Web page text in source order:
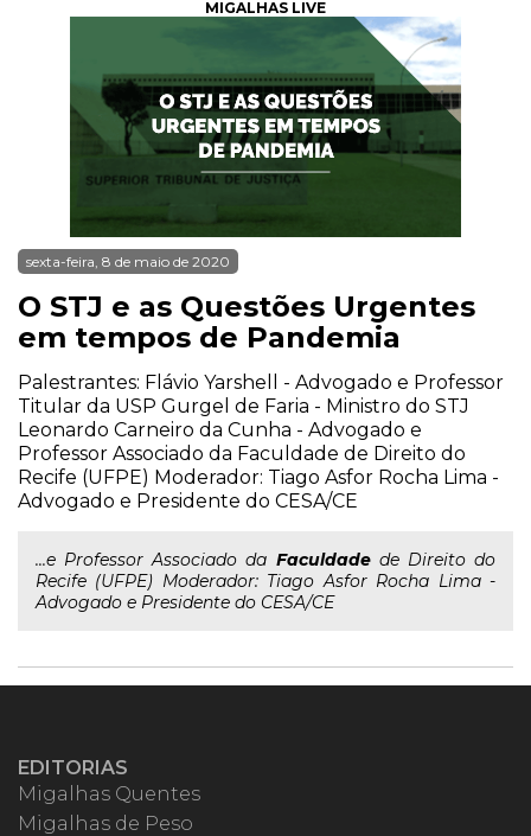
MIGALHAS LIVE
sexta-feira, 8 de maio de 2020
O STJ e as Questões Urgentes
em tempos de Pandemia
Palestrantes: Flávio Yarshell - Advogado e Professor
Titular da USP Gurgel de Faria - Ministro do STJ
Leonardo Carneiro da Cunha - Advogado e
Professor Associado da Faculdade de Direito do
Recife (UFPE) Moderador: Tiago Asfor Rocha Lima -
Advogado e Presidente do CESA/CE
...e Professor Associado da Faculdadede Direito do
Recife (UFPE) Moderador: Tiago Asfor Rocha Lima -
Advogado e Presidente do CESA/CE
EDITORIAS
Migalhas Quentes
Migalhas de Peso